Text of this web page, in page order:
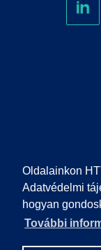
Oldalainkon
Adatvédelmi
hogyan
További